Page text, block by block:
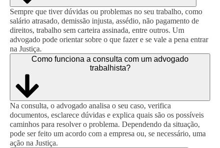
Sempre que tiver dúvidas ou problemas no seu trabalho, como
salário atrasado, demissão injusta, assédio, não pagamento de
direitos, trabalho sem carteira assinada, entre outros. Um
advogado pode orientar sobre o que fazer e se vale a pena entrar
na Justiça.
Como funciona a consulta com um advogado
trabalhista?
Na consulta, o advogado analisa o seu caso, verifica
documentos, esclarece dúvidas e explica quais são os possíveis
caminhos para resolver o problema. Dependendo da situação,
pode ser feito um acordo com a empresa ou, se necessário, uma
ação na Justiça.